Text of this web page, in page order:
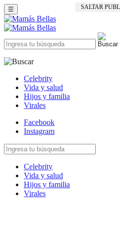
☰
Celebrity
Vida y salud
Hijos y familia
Virales
Facebook
Instagram
Celebrity
Vida y salud
Hijos y familia
Virales